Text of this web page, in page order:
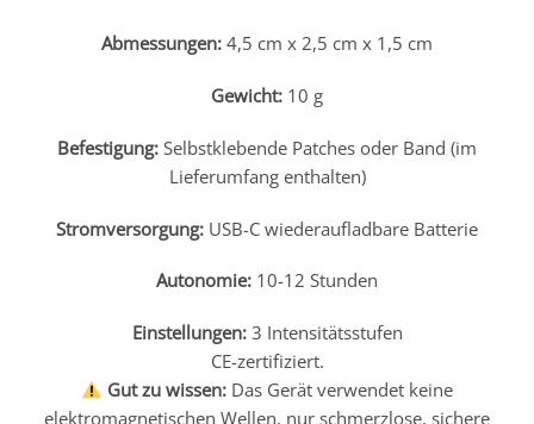
Abmessungen: 4,5 cm x 2,5 cm x 1,5 cm
Gewicht: 10 g
Befestigung: Selbstklebende Patches oder Band (im
Lieferumfang enthalten)
Stromversorgung: USB-C wiederaufladbare Batterie
Autonomie: 10-12 Stunden
Einstellungen: 3 Intensitätsstufen
CE-zertifiziert.
Gut zu wissen: Das Gerät verwendet keine
elektromagnetischen Wellen, nur schmerzlose, sichere